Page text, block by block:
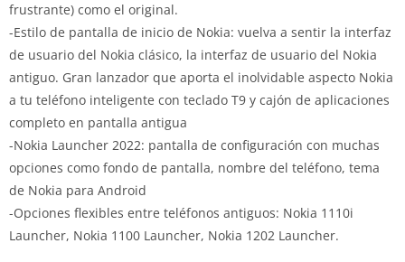
frustrante) como el original.
-Estilo de pantalla de inicio de Nokia: vuelva a sentir la interfaz
de usuario del Nokia clásico, la interfaz de usuario del Nokia
antiguo. Gran lanzador que aporta el inolvidable aspecto Nokia
a tu teléfono inteligente con teclado T9 y cajón de aplicaciones
completo en pantalla antigua
-Nokia Launcher 2022: pantalla de configuración con muchas
opciones como fondo de pantalla, nombre del teléfono, tema
de Nokia para Android
-Opciones flexibles entre teléfonos antiguos: Nokia 1110i
Launcher, Nokia 1100 Launcher, Nokia 1202 Launcher.